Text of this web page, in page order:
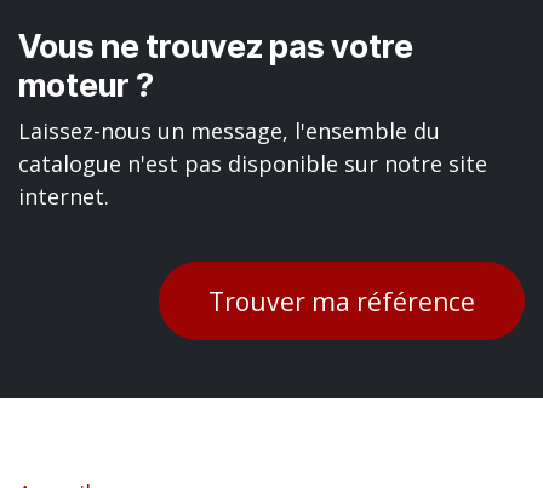
Vous ne trouvez pas votre
moteur ?
Laissez-nous un message, l'ensemble du
catalogue n'est pas disponible sur notre site
internet.
Trouver ma référence